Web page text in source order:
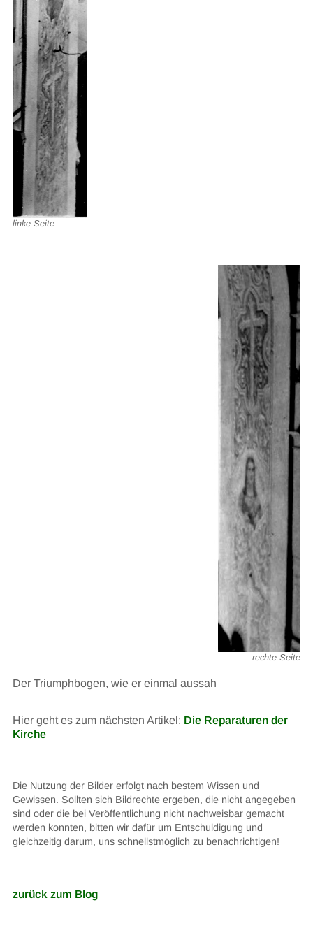
linke Seite
rechte Seite
Der Triumphbogen, wie er einmal aussah
Hier geht es zum nächsten Artikel: Die Reparaturen der
Kirche
Die Nutzung der Bilder erfolgt nach bestem Wissen und
Gewissen. Sollten sich Bildrechte ergeben, die nicht angegeben
sind oder die bei Veröffentlichung nicht nachweisbar gemacht
werden konnten, bitten wir dafür um Entschuldigung und
gleichzeitig darum, uns schnellstmöglich zu benachrichtigen!
zurück zum Blog